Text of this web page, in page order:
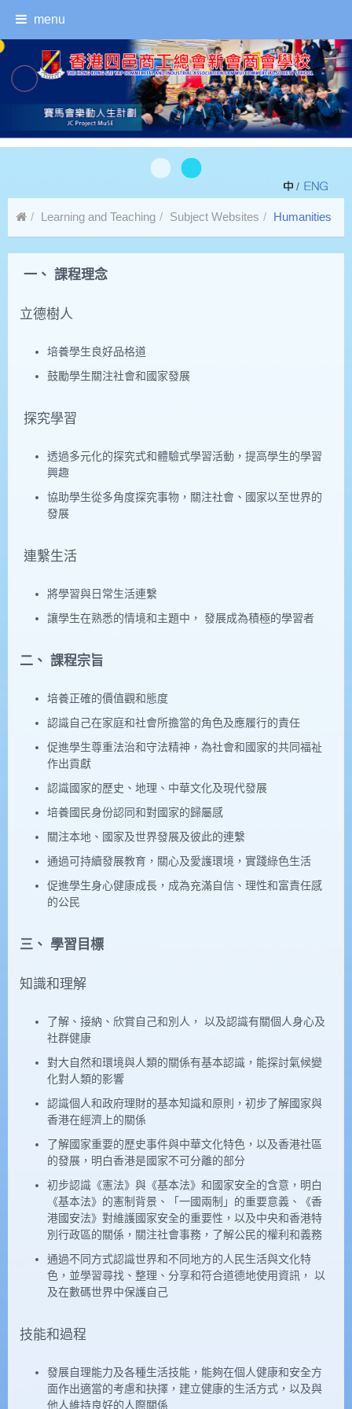
menu
/
Learning and Teaching Subject Websites Humanities
一、 課程理念
立德樹人
培養學生良好品格道
鼓勵學生關注社會和國家發展
探究學習
透過多元化的探究式和體驗式學習活動，提高學生的學習
興趣
協助學生從多角度探究事物，關注社會、國家以至世界的
發展
連繫生活
將學習與日常生活連繫
讓學生在熟悉的情境和主題中， 發展成為積極的學習者
二、 課程宗旨
培養正確的價值觀和態度
認識自己在家庭和社會所擔當的角色及應履行的責任
促進學生尊重法治和守法精神，為社會和國家的共同福祉
作出貢獻
認識國家的歷史、地理、中華文化及現代發展
培養國民身份認同和對國家的歸屬感
關注本地、國家及世界發展及彼此的連繫
通過可持續發展教育，關心及愛護環境，實踐綠色生活
促進學生身心健康成長，成為充滿自信、理性和富責任感
的公民
三、 學習目標
知識和理解
了解、接納、欣賞自己和別人， 以及認識有關個人身心及
社群健康
對大自然和環境與人類的關係有基本認識，能探討氣候變
化對人類的影響
認識個人和政府理財的基本知識和原則，初步了解國家與
香港在經濟上的關係
了解國家重要的歷史事件與中華文化特色，以及香港社區
的發展，明白香港是國家不可分離的部分
初步認識《憲法》與《基本法》和國家安全的含意，明白
《基本法》的憲制背景、「一國兩制」的重要意義、《香
港國安法》對維護國家安全的重要性，以及中央和香港特
別行政區的關係，關注社會事務，了解公民的權利和義務
通過不同方式認識世界和不同地方的人民生活與文化特
色，並學習尋找、整理、分享和符合道德地使用資訊， 以
及在數碼世界中保護自己
技能和過程
發展自理能力及各種生活技能，能夠在個人健康和安全方
面作出適當的考慮和抉擇，建立健康的生活方式，以及與
他人維持良好的人際關係